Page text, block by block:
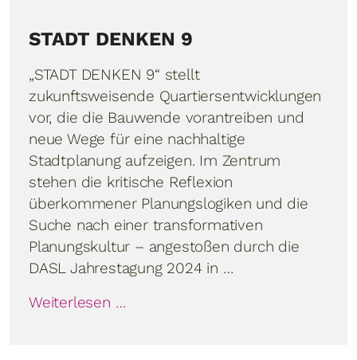
STADT DENKEN 9
„STADT DENKEN 9“ stellt
zukunftsweisende Quartiersentwicklungen
vor, die die Bauwende vorantreiben und
neue Wege für eine nachhaltige
Stadtplanung aufzeigen. Im Zentrum
stehen die kritische Reflexion
überkommener Planungslogiken und die
Suche nach einer transformativen
Planungskultur – angestoßen durch die
DASL Jahrestagung 2024 in …
Weiterlesen …